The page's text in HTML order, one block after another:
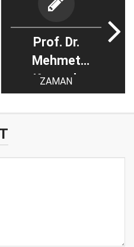
Prof. Dr.
Mehmet
Kamanlı
ZAMAN